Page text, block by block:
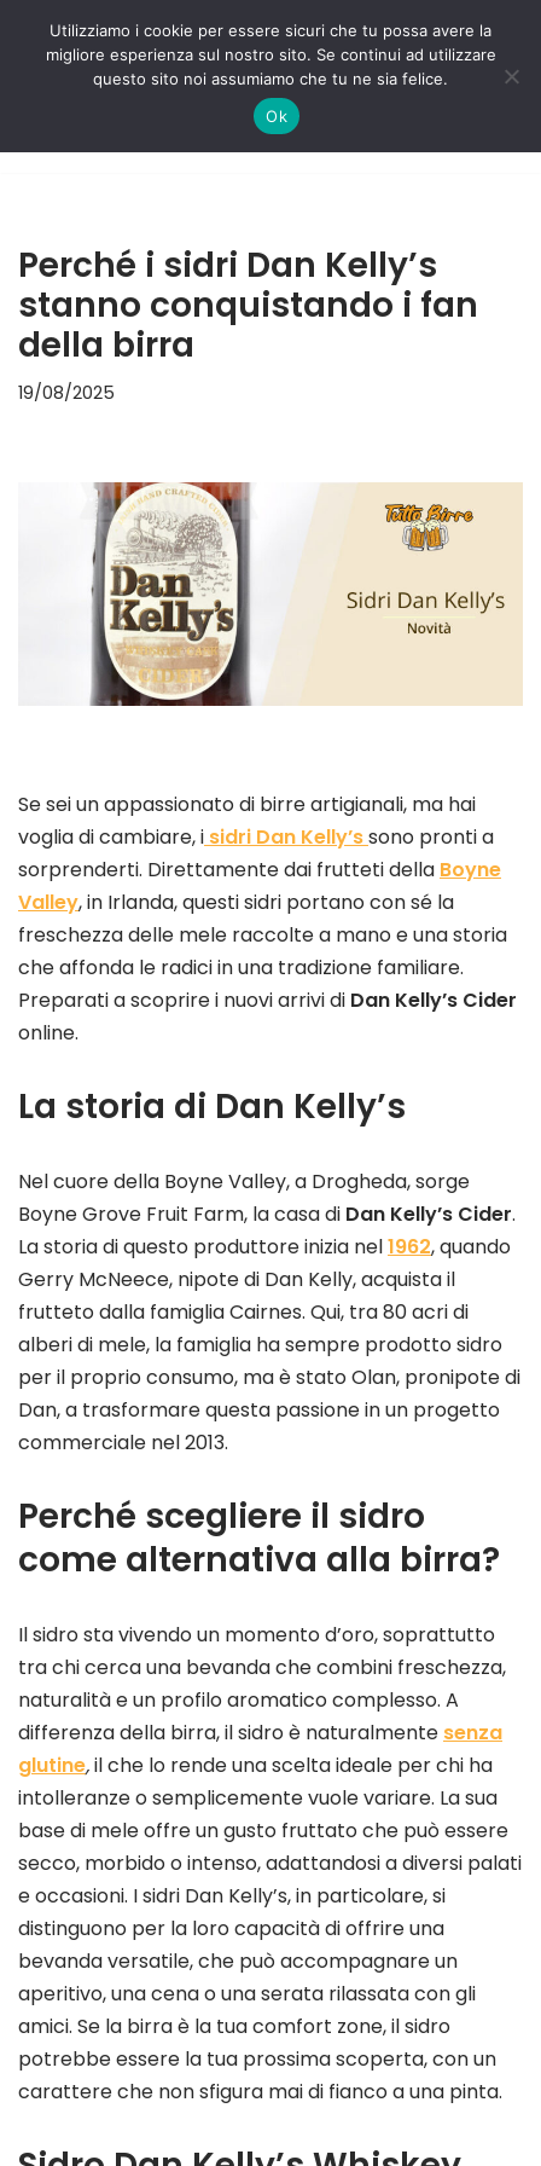
Perché i sidri Dan Kelly’s
stanno conquistando i fan
della birra
19/08/2025
Se sei un appassionato di birre artigianali, ma hai
voglia di cambiare, i sidri Dan Kelly’ssono pronti a
sorprenderti. Direttamente dai frutteti della Boyne
Valley, in Irlanda, questi sidri portano con sé la
freschezza delle mele raccolte a mano e una storia
che affonda le radici in una tradizione familiare.
Preparati a scoprire i nuovi arrivi di Dan Kelly’s Cider
online.
La storia di Dan Kelly’s
Nel cuore della Boyne Valley, a Drogheda, sorge
Boyne Grove Fruit Farm, la casa di Dan Kelly’s Cider.
La storia di questo produttore inizia nel1962, quando
Gerry McNeece, nipote di Dan Kelly, acquista il
frutteto dalla famiglia Cairnes. Qui, tra 80 acri di
alberi di mele, la famiglia ha sempre prodotto sidro
per il proprio consumo, ma è stato Olan, pronipote di
Dan, a trasformare questa passione in un progetto
commerciale nel 2013.
Perché scegliere il sidro
come alternativa alla birra?
Il sidro sta vivendo un momento d’oro, soprattutto
tra chi cerca una bevanda che combini freschezza,
naturalità e un profilo aromatico complesso. A
differenza della birra, il sidro è naturalmente senza
glutine,il che lo rende una scelta ideale per chi ha
intolleranze o semplicemente vuole variare. La sua
base di mele offre un gusto fruttato che può essere
secco, morbido o intenso, adattandosi a diversi palati
e occasioni. I sidri Dan Kelly’s, in particolare, si
distinguono per la loro capacità di offrire una
bevanda versatile, che può accompagnare un
aperitivo, una cena o una serata rilassata con gli
amici. Se la birra è la tua comfort zone, il sidro
potrebbe essere la tua prossima scoperta, con un
carattere che non sfigura mai di fianco a una pinta.
Utilizziamo i cookie per essere sicuri che tu possa avere la
migliore esperienza sul nostro sito. Se continui ad utilizzare
questo sito noi assumiamo che tu ne sia felice.
Ok